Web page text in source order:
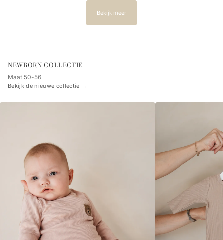
Bekijk meer
NEWBORN COLLECTIE
Maat 50-56
Bekijk de nieuwe collectie →